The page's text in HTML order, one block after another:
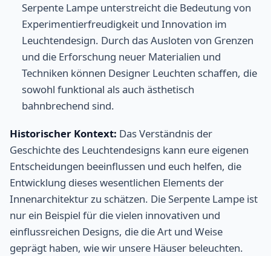
Serpente Lampe unterstreicht die Bedeutung von
Experimentierfreudigkeit und Innovation im
Leuchtendesign. Durch das Ausloten von Grenzen
und die Erforschung neuer Materialien und
Techniken können Designer Leuchten schaffen, die
sowohl funktional als auch ästhetisch
bahnbrechend sind.
Historischer Kontext: Das Verständnis der
Geschichte des Leuchtendesigns kann eure eigenen
Entscheidungen beeinflussen und euch helfen, die
Entwicklung dieses wesentlichen Elements der
Innenarchitektur zu schätzen. Die Serpente Lampe ist
nur ein Beispiel für die vielen innovativen und
einflussreichen Designs, die die Art und Weise
geprägt haben, wie wir unsere Häuser beleuchten.